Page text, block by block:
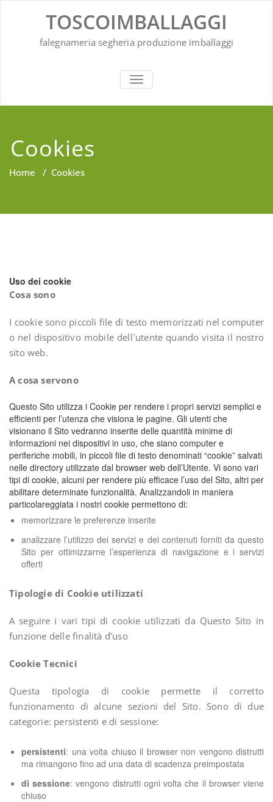
TOSCOIMBALLAGGI
falegnameria segheria produzione imballaggi
ATTIVA/DISATTIVA MENU DI
Cookies
Home / Cookies
Uso dei cookie
Cosa sono
I cookie sono piccoli file di testo memorizzati nel computer
o nel dispositivo mobile dell´utente quando visita il nostro
sito web.
A cosa servono
Questo Sito utilizza i Cookie per rendere i propri servizi semplici e
efficienti per l’utenza che visiona le pagine. Gli utenti che
visionano il Sito vedranno inserite delle quantità minime di
informazioni nei dispositivi in uso, che siano computer e
periferiche mobili, in piccoli file di testo denominati “cookie” salvati
nelle directory utilizzate dal browser web dell’Utente. Vi sono vari
tipi di cookie, alcuni per rendere più efficace l’uso del Sito, altri per
abilitare determinate funzionalità. Analizzandoli in maniera
particolareggiata i nostri cookie permettono di:
memorizzare le preferenze inserite
analizzare l’utilizzo dei servizi e dei contenuti forniti da questo
Sito per ottimizzarne l’esperienza di navigazione e i servizi
offerti
Tipologie di Cookie utilizzati
A seguire i vari tipi di cookie utilizzati da Questo Sito in
funzione delle finalità d’uso
Cookie Tecnici
Questa tipologia di cookie permette il corretto
funzionamento di alcune sezioni del Sito. Sono di due
categorie: persistenti e di sessione:
persistenti: una volta chiuso il browser non vengono distrutti
ma rimangono fino ad una data di scadenza preimpostata
di sessione: vengono distrutti ogni volta che il browser viene
chiuso